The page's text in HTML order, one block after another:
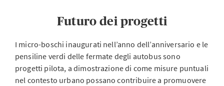
condurre i vostri amici a
guinzaglio.
Buono a sapersi
Futuro dei progetti
I micro-boschi inaugurati nell’anno dell’anniversario e le
pensiline verdi delle fermate degli autobus sono
progetti pilota, a dimostrazione di come misure puntuali
nel contesto urbano possano contribuire a promuovere